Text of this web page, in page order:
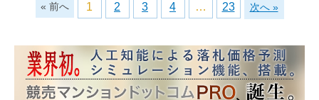
« 前へ 1 2 3 4 … 23 次へ »